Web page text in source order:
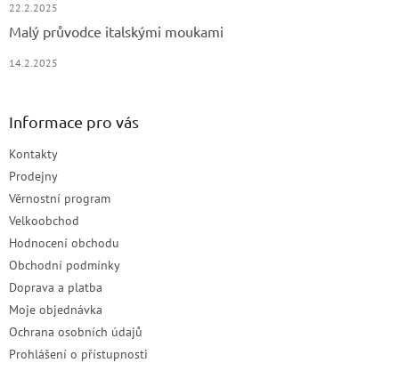
22.2.2025
Malý průvodce italskými moukami
14.2.2025
Informace pro vás
Kontakty
Prodejny
Věrnostní program
Velkoobchod
Hodnocení obchodu
Obchodní podmínky
Doprava a platba
Moje objednávka
Ochrana osobních údajů
Prohlášení o přístupnosti